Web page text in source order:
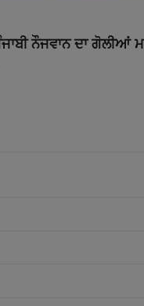
ਨੌਜਵਾਨ ਦਾ ਗੋਲੀਆਂ